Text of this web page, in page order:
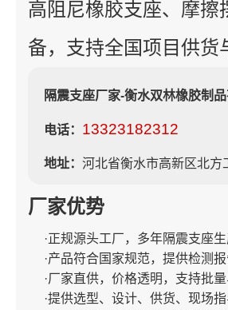
高阻尼橡胶支座、摩
备，支持全国项目供货
隔震支座厂家-衡水双林橡胶制
电话： 13323182312
地址： 河北省衡水市高新区北方
厂家优势
·正规源头工厂，多年隔震支座
·产品符合国家规范，提供检测
·厂家直供，价格透明，支持批量
·提供选型、设计、供货、现场